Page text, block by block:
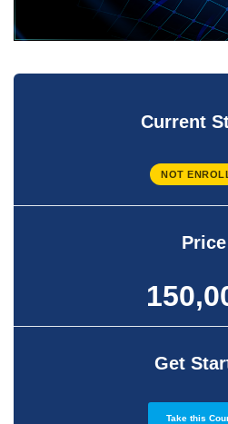
Current
NOT
Price
Get
Take this